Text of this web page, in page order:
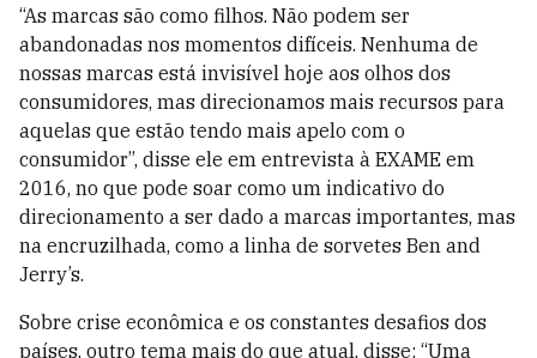
“As marcas são como filhos. Não podem ser
abandonadas nos momentos difíceis. Nenhuma de
nossas marcas está invisível hoje aos olhos dos
consumidores, mas direcionamos mais recursos para
aquelas que estão tendo mais apelo com o
consumidor”, disse ele em entrevista à EXAME em
2016, no que pode soar como um indicativo do
direcionamento a ser dado a marcas importantes, mas
na encruzilhada, como a linha de sorvetes Ben and
Jerry’s.
Sobre crise econômica e os constantes desafios dos
países, outro tema mais do que atual, disse: “Uma